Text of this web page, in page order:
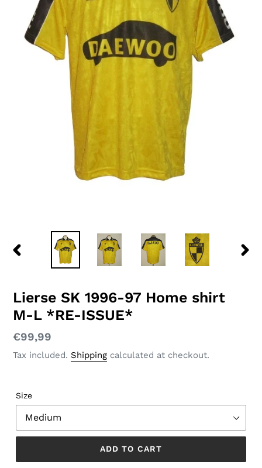
Lierse SK 1996-97 Home shirt
M-L *RE-ISSUE*
Regular
price
€99,99
Tax included. Shipping calculated at checkout.
Size
ADD TO CART